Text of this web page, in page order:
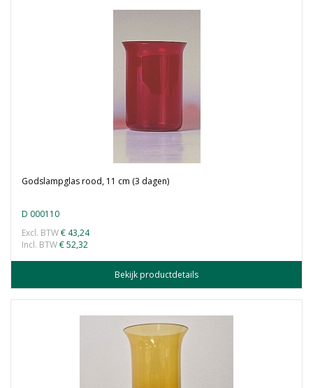
Godslampglas rood, 11 cm (3 dagen)
D 000110
Excl. BTW€ 43,24
Incl. BTW€ 52,32
Bekijk productdetails